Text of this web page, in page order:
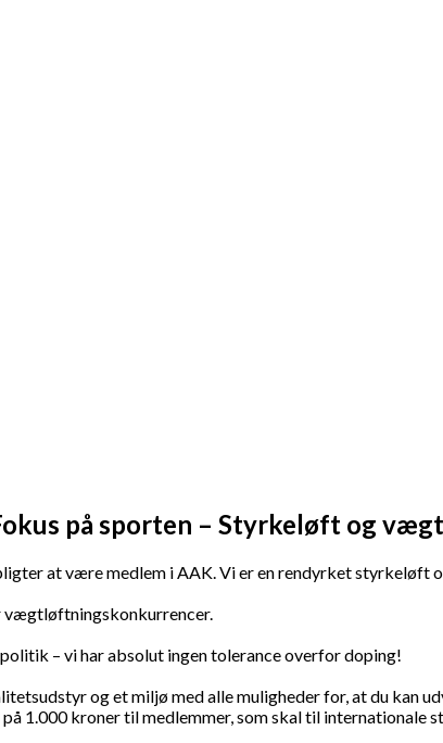
på sporten – Styrkeløft og
at være medlem i AAK. Vi er en rendyrket
vægtløftningskonkurrencer.
– vi har absolut ingen tolerance overfor doping!
og et miljø med alle muligheder for, at du kan
1.000 kroner til medlemmer, som skal til internationale